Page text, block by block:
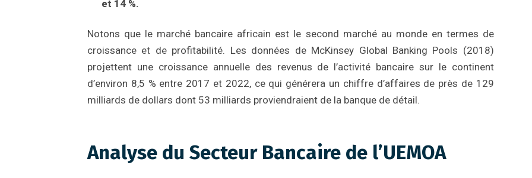
et 14 %.
Notons que le marché bancaire africain est le second marché au monde en termes de
croissance et de profitabilité. Les données de McKinsey Global Banking Pools (2018)
projettent une croissance annuelle des revenus de l’activité bancaire sur le continent
d’environ 8,5 % entre 2017 et 2022, ce qui générera un chiffre d’affaires de près de 129
milliards de dollars dont 53 milliards proviendraient de la banque de détail.
Analyse du Secteur Bancaire de l’UEMOA